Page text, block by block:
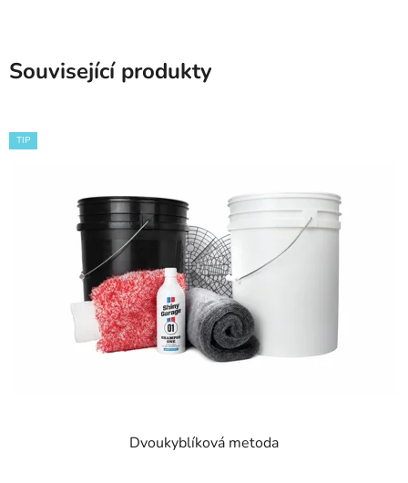
Související produkty
TIP
Dvoukyblíková metoda